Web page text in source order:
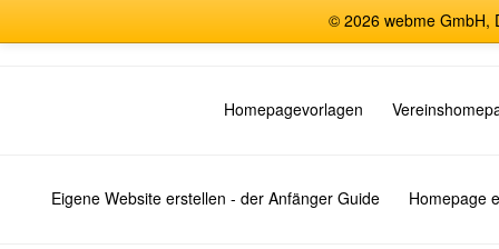
© 2026 webme GmbH,
Homepagevorlagen
Eigene Website erstellen - der Anfänger Guide Homepage